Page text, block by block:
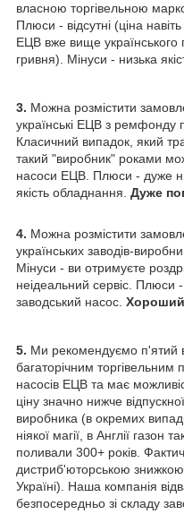
власною торгівельною
Плюси - відсутні (ціна
ЕЦВ вже вище українського
гривня). Мінуси - низька
3. Можна розмістити
українські ЕЦВ з ремфонду
Класичний випадок, який
такий "виробник" роками
насоси ЕЦВ. Плюси - дуже
якість обладнання. Дуже
4. Можна розмістити
українських заводів-
Мінуси - ви отримуєте
неідеальний сервіс. Плюси
заводський насос. Хороший
5. Ми рекомендуємо п'ятий
багаторічним торгівельним
насосів ЕЦВ та має
ціну значно нижче
виробника (в окремих
ніякої магії, в Англії газон
поливали 300+ років.
дистриб'юторською
Україні). Наша компанія
безпосередньо зі складу